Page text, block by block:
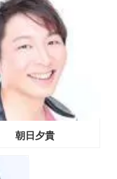
朝日夕貴